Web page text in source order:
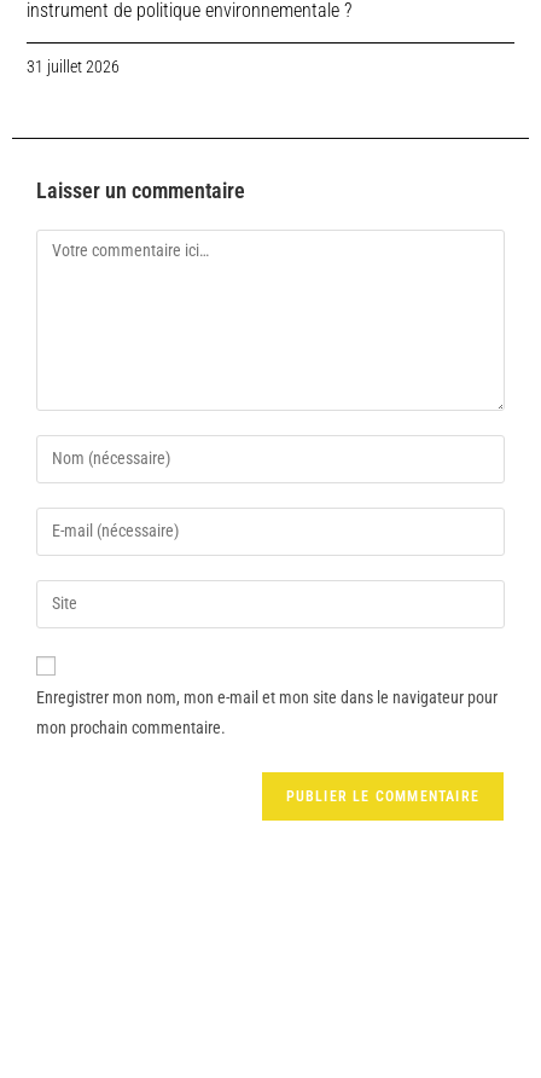
instrument de politique environnementale ?
31 juillet 2026
Laisser un commentaire
Enregistrer mon nom, mon e-mail et mon site dans le navigateur pour
mon prochain commentaire.